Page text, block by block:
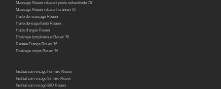
Massage Rouen relaxant pieds sokushindo 76
Massage Rouen relaxant crânien 76
Huile de massage Rouen
Huile démaquillante Rouen
Huile d'argan Rouen
Drainage lymphatique Rouen 76
Renata França Rouen 76
Drainage corps Rouen 76
Institut soin visage homme Rouen
Institut soin visage femme Rouen
Institut soin visage BIO Rouen